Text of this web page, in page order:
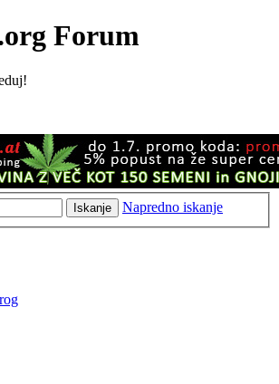
Forum
Iskanje Napredno iskanje